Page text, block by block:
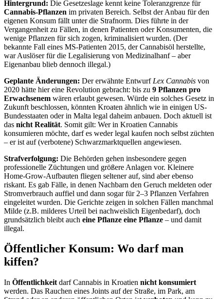
Hintergrund: Die Gesetzeslage kennt keine Toleranzgrenze für
Cannabis-Pflanzen im privaten Bereich. Selbst der Anbau für den
eigenen Konsum fällt unter die Strafnorm. Dies führte in der
Vergangenheit zu Fällen, in denen Patienten oder Konsumenten, die
wenige Pflanzen für sich zogen, kriminalisiert wurden. (Der
bekannte Fall eines MS-Patienten 2015, der Cannabisöl herstellte,
war Auslöser für die Legalisierung von Medizinalhanf – aber
Eigenanbau blieb dennoch illegal.)
Geplante Änderungen: Der erwähnte Entwurf Lex Cannabis von
2020 hätte hier eine Revolution gebracht: bis zu 9 Pflanzen pro
Erwachsenem wären erlaubt gewese​n. Würde ein solches Gesetz in
Zukunft beschlossen, könnten Kroaten ähnlich wie in einigen US-
Bundesstaaten oder in Malta legal daheim anbauen. Doch aktuell ist
das nicht Realität. Somit gilt: Wer in Kroatien Cannabis
konsumieren möchte, darf es weder legal kaufen noch selbst züchten
– er ist auf (verbotene) Schwarzmarktquellen angewiesen.
Strafverfolgung: Die Behörden gehen insbesondere gegen
professionelle Züchtungen und größere Anlagen vor. Kleinere
Home-Grow-Aufbauten fliegen seltener auf, sind aber ebenso
riskant. Es gab Fälle, in denen Nachbarn den Geruch meldeten oder
Stromverbrauch auffiel und dann sogar für 2–3 Pflanzen Verfahren
eingeleitet wurden. Die Gerichte zeigen in solchen Fällen manchmal
Milde (z.B. milderes Urteil bei nachweislich Eigenbedarf), doch
grundsätzlich bleibt auch eine Pflanze eine Pflanze – und damit
illegal.
Öffentlicher Konsum: Wo darf man
kiffen?
In Öffentlichkeit darf Cannabis in Kroatien nicht konsumiert
werden. Das Rauchen eines Joints auf der Straße, im Park, am